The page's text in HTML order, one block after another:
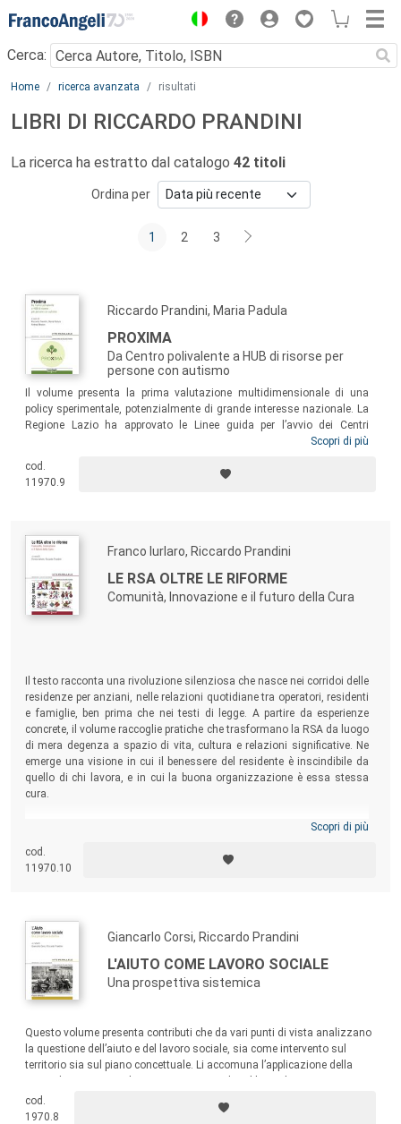
Menu
Cerca:
Main content
Home ricerca avanzata risultati
LIBRI DI RICCARDO PRANDINI
La ricerca ha estratto dal catalogo 42 titoli
Ordina per
1 2 3
Riccardo Prandini, Maria Padula
PROXIMA
Da Centro polivalente a HUB di risorse per
persone con autismo
Il volume presenta la prima valutazione multidimensionale di una
policy sperimentale, potenzialmente di grande interesse nazionale. La
Regione Lazio ha approvato le Linee guida per l’avvio dei Centri
polivalenti per giovani adulti con disturbo dello spettro autistico ed
valutazione del Centro Proxima, con particolare attenzione alla sua
potenziale governance trasformativa, ai rapporti con i servizi pubblici e
Scopri di più
cod.
11970.9
Franco Iurlaro, Riccardo Prandini
LE RSA OLTRE LE RIFORME
Comunità, Innovazione e il futuro della Cura
Il testo racconta una rivoluzione silenziosa che nasce nei corridoi delle
residenze per anziani, nelle relazioni quotidiane tra operatori, residenti
e famiglie, ben prima che nei testi di legge. A partire da esperienze
concrete, il volume raccoglie pratiche che trasformano la RSA da luogo
di mera degenza a spazio di vita, cultura e relazioni significative. Ne
emerge una visione in cui il benessere del residente è inscindibile da
quello di chi lavora, e in cui la buona organizzazione è essa stessa
cura.
Scopri di più
cod.
11970.10
Giancarlo Corsi, Riccardo Prandini
L'AIUTO COME LAVORO SOCIALE
Una prospettiva sistemica
Questo volume presenta contributi che da vari punti di vista analizzano
la questione dell’aiuto e del lavoro sociale, sia come intervento sul
territorio sia sul piano concettuale. Li accomuna l’applicazione della
cod.
1970.8